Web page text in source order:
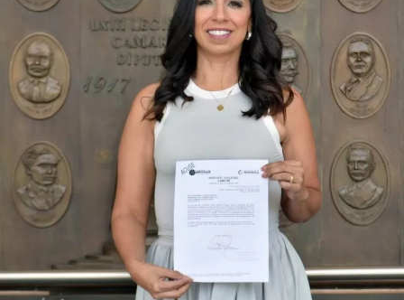
robustecer el desarrollo económico, la sustentabilidad
turística y la equidad social. Sin embargo, enfatizó que la
coyuntura actual exige priorizar la organización comunitaria
para asegurar la continuidad del proyecto político en la
región sureste del país.
Con esta determinación, el senador abre una etapa
decisiva en su trayectoria pública, apostando por una
estrategia de cercanía ciudadana. Su retorno a Quintana
Roo busca garantizar la cohesión de las estructuras de
izquierda de cara a los próximos retos políticos. El relevo
institucional se procesará conforme a los tiempos legales
establecidos, manteniendo la continuidad de la
representación parlamentaria del estado.